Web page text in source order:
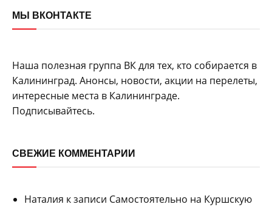
МЫ ВКОНТАКТЕ
Наша полезная группа ВК для тех, кто собирается в
Калининград. Анонсы, новости, акции на перелеты,
интересные места в Калининграде.
Подписывайтесь.
СВЕЖИЕ КОММЕНТАРИИ
Наталия к записи Самостоятельно на Куршскую